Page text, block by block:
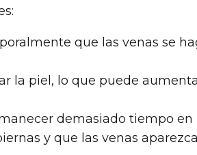
que las venas se
la piel, lo que puede
demasiado tiempo en
y que las venas